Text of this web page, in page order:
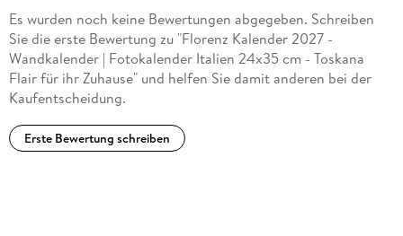
Es wurden noch keine Bewertungen abgegeben. Schreiben
Sie die erste Bewertung zu "Florenz Kalender 2027 -
Wandkalender | Fotokalender Italien 24x35 cm - Toskana
Flair für ihr Zuhause" und helfen Sie damit anderen bei der
Kaufentscheidung.
Erste Bewertung schreiben